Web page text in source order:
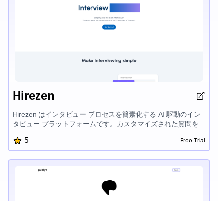
Hirezen
Hirezen はインタビュー プロセスを簡素化する AI 駆動のイン
タビュー プラットフォームです。カスタマイズされた質問を含
インタビュー中のリアルタイムの洞察、AI 支援のフィードバッ
ク作成などの機能を提供しています。Hirezen は面接官が素晴
の部分を処理することで、プロセス全体をより効率的かつ効果
5 Free Trial